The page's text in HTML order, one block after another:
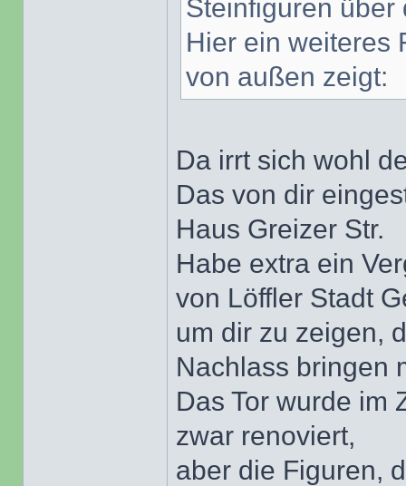
Steinfiguren über
Hier ein weiteres
von außen zeigt:
Da irrt sich wohl
Das von dir
Haus Greizer Str.
Habe extra ein
von Löffler Stadt
um dir zu zeigen,
Nachlass bringen
Das Tor wurde im
zwar renoviert,
aber die Figuren,